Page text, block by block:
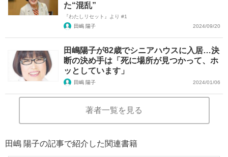
た“混乱”
『わたしリセット』より #1
田嶋 陽子
2024/09/20
田嶋陽子が82歳でシニアハウスに入居…決
断の決め手は「死に場所が見つかって、ホ
ッとしています」
田嶋 陽子 2024/01/06
著者一覧を見る
田嶋 陽子の記事で紹介した関連書籍